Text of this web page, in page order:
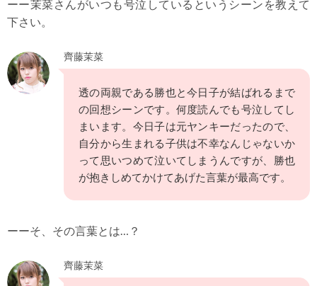
ーー茉菜さんがいつも号泣しているというシーンを教えて
下さい。
齊藤茉菜
透の両親である勝也と今日子が結ばれるまで
の回想シーンです。何度読んでも号泣してし
まいます。今日子は元ヤンキーだったので、
自分から生まれる子供は不幸なんじゃないか
って思いつめて泣いてしまうんですが、勝也
が抱きしめてかけてあげた言葉が最高です。
ーーそ、その言葉とは…？
齊藤茉菜